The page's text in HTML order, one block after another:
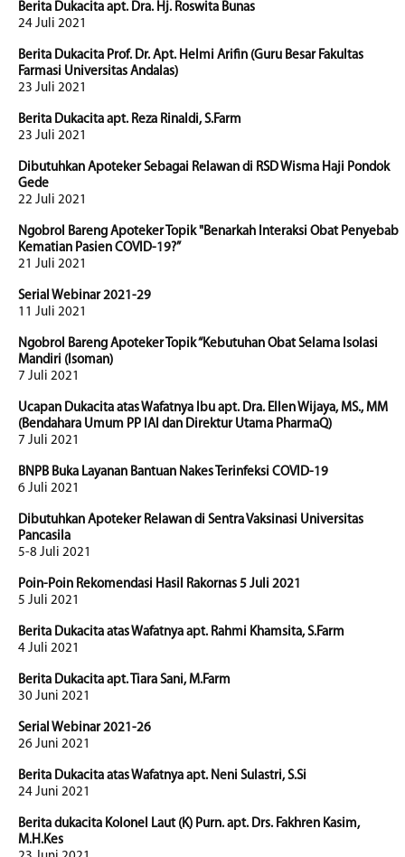
Berita Dukacita apt. Dra. Hj. Roswita Bunas
24 Juli 2021
Berita Dukacita Prof. Dr. Apt. Helmi Arifin (Guru Besar Fakultas
Farmasi Universitas Andalas)
23 Juli 2021
Berita Dukacita apt. Reza Rinaldi, S.Farm
23 Juli 2021
Dibutuhkan Apoteker Sebagai Relawan di RSD Wisma Haji Pondok
Gede
22 Juli 2021
Ngobrol Bareng Apoteker Topik "Benarkah Interaksi Obat Penyebab
Kematian Pasien COVID-19?”
21 Juli 2021
Serial Webinar 2021-29
11 Juli 2021
Ngobrol Bareng Apoteker Topik “Kebutuhan Obat Selama Isolasi
Mandiri (Isoman)
7 Juli 2021
Ucapan Dukacita atas Wafatnya Ibu apt. Dra. Ellen Wijaya, MS., MM
(Bendahara Umum PP IAI dan Direktur Utama PharmaQ)
7 Juli 2021
BNPB Buka Layanan Bantuan Nakes Terinfeksi COVID-19
6 Juli 2021
Dibutuhkan Apoteker Relawan di Sentra Vaksinasi Universitas
Pancasila
5-8 Juli 2021
Poin-Poin Rekomendasi Hasil Rakornas 5 Juli 2021
5 Juli 2021
Berita Dukacita atas Wafatnya apt. Rahmi Khamsita, S.Farm
4 Juli 2021
Berita Dukacita apt. Tiara Sani, M.Farm
30 Juni 2021
Serial Webinar 2021-26
26 Juni 2021
Berita Dukacita atas Wafatnya apt. Neni Sulastri, S.Si
24 Juni 2021
Berita dukacita Kolonel Laut (K) Purn. apt. Drs. Fakhren Kasim,
M.H.Kes